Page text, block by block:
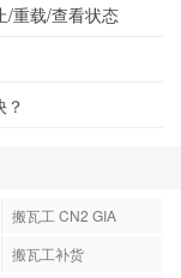
/重载/查看状态
搬瓦工 CN2 GIA
搬瓦工补货